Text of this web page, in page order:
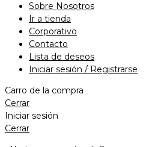
Sobre Nosotros
Ir a tienda
Corporativo
Contacto
Lista de deseos
Iniciar sesión / Registrarse
Carro de la compra
Cerrar
Iniciar sesión
Cerrar